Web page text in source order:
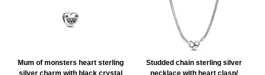
Mum of monsters heart sterling
silver charm with black crystal
Studded chain sterling silver
necklace with heart clasp/